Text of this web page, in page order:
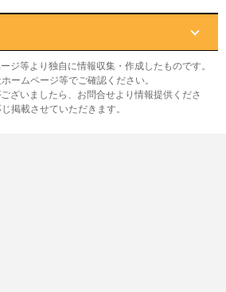
ジ等より独自に情報収集・作成したものです。
ームページ等でご確認ください。
ざいましたら、お問合せより情報提供くださ
掲載させていただきます。